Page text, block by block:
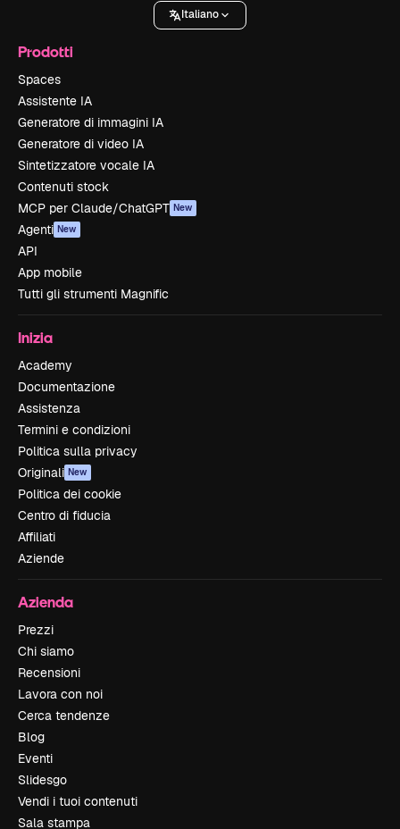
Italiano
Prodotti
Spaces
Assistente IA
Generatore di immagini IA
Generatore di video IA
Sintetizzatore vocale IA
Contenuti stock
MCP per Claude/ChatGPT New
Agenti New
API
App mobile
Tutti gli strumenti Magnific
Inizia
Academy
Documentazione
Assistenza
Termini e condizioni
Politica sulla privacy
Originali New
Politica dei cookie
Centro di fiducia
Affiliati
Aziende
Azienda
Prezzi
Chi siamo
Recensioni
Lavora con noi
Cerca tendenze
Blog
Eventi
Slidesgo
Vendi i tuoi contenuti
Sala stampa